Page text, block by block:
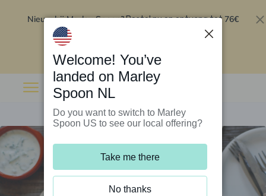
Nieuw bij Marley Spoon?Bestel nu en ontvang tot 76€
Welcome! You’ve
landed on Marley
Spoon NL
Do you want to switch to Marley
Spoon US to see our local offering?
Take me there
No thanks